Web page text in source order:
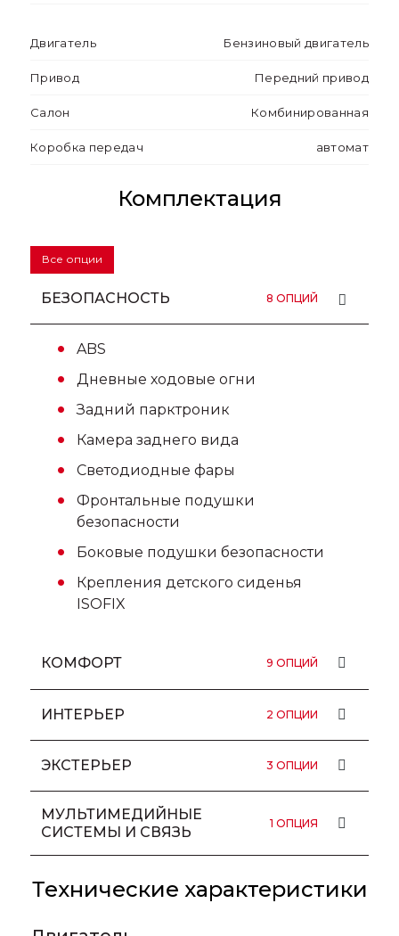
Двигатель Бензиновый двигатель
Привод Передний привод
Салон Комбинированная
Коробка передач автомат
Комплектация
Все опции
БЕЗОПАСНОСТЬ 8 ОПЦИЙ
ABS
Дневные ходовые огни
Задний парктроник
Камера заднего вида
Светодиодные фары
Фронтальные подушки
безопасности
Боковые подушки безопасности
Крепления детского сиденья
ISOFIX
КОМФОРТ 9 ОПЦИЙ
Датчик дождя
Датчик света
Круиз-контроль
Климат-контроль
Электростеклоподъемники все
Электрорегулировки
ИНТЕРЬЕР 2 ОПЦИИ
Кожаный руль
Комбинированная
ЭКСТЕРЬЕР 3 ОПЦИИ
Люк
диски
МУЛЬТИМЕДИЙНЫЕ
СИСТЕМЫ И СВЯЗЬ
1 ОПЦИЯ
Технические характеристики